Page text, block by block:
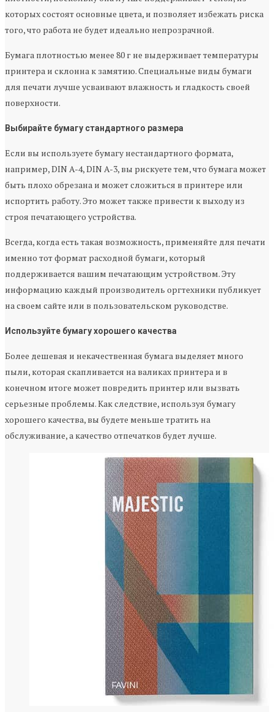
которых состоят основные цвета, и позволяет избежать риска
того, что работа не будет идеально непрозрачной.
Бумага плотностью менее 80 г не выдерживает температуры
принтера и склонна к замятию. Специальные виды бумаги
для печати лучше усваивают влажность и гладкость своей
поверхности.
Выбирайте бумагу стандартного размера
Если вы используете бумагу нестандартного формата,
например, DIN A-4, DIN A-3, вы рискуете тем, что бумага может
быть плохо обрезана и может сложиться в принтере или
испортить работу. Это может также привести к выходу из
строя печатающего устройства.
Всегда, когда есть такая возможность, применяйте для печати
именно тот формат расходной бумаги, который
поддерживается вашим печатающим устройством. Эту
информацию каждый производитель оргтехники публикует
на своем сайте или в пользовательском руководстве.
Используйте бумагу хорошего качества
Более дешевая и некачественная бумага выделяет много
пыли, которая скапливается на валиках принтера и в
конечном итоге может повредить принтер или вызвать
серьезные проблемы. Как следствие, используя бумагу
хорошего качества, вы будете меньше тратить на
обслуживание, а качество отпечатков будет лучше.